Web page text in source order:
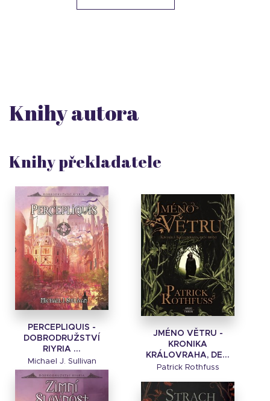
Knihy autora
Knihy překladatele
PERCEPLIQUIS -
DOBRODRUŽSTVÍ
RIYRIA ...
Michael J. Sullivan
JMÉNO VĚTRU -
KRONIKA
KRÁLOVRAHA, DE...
Patrick Rothfuss